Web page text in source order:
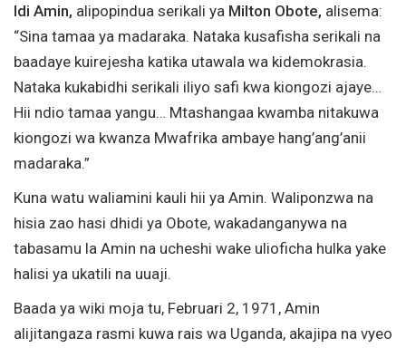
Idi Amin, alipopindua serikali ya Milton Obote, alisema:
“Sina tamaa ya madaraka. Nataka kusafisha serikali na
baadaye kuirejesha katika utawala wa kidemokrasia.
Nataka kukabidhi serikali iliyo safi kwa kiongozi ajaye…
Hii ndio tamaa yangu… Mtashangaa kwamba nitakuwa
kiongozi wa kwanza Mwafrika ambaye hang’ang’anii
madaraka.”
Kuna watu waliamini kauli hii ya Amin. Waliponzwa na
hisia zao hasi dhidi ya Obote, wakadanganywa na
tabasamu la Amin na ucheshi wake ulioficha hulka yake
halisi ya ukatili na uuaji.
Baada ya wiki moja tu, Februari 2, 1971, Amin
alijitangaza rasmi kuwa rais wa Uganda, akajipa na vyeo